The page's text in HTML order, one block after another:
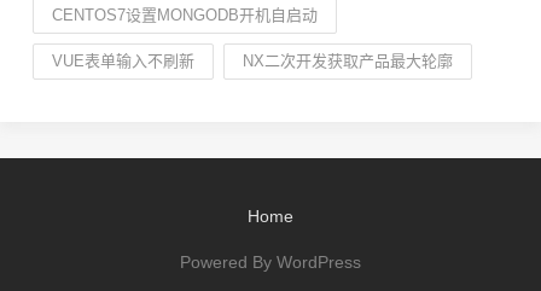
CENTOS7设置MONGODB开机自启动
VUE表单输入不刷新 NX二次开发获取产品最大轮廓
Home
Powered By WordPress